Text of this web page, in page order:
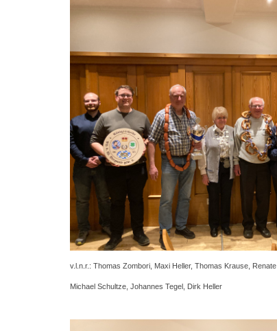
v.l.n.r.: Thomas Zombori, Maxi Heller, Thomas Krause,
Michael Schultze, Johannes Tegel, Dirk Heller